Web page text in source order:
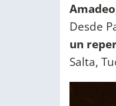
Amadeo
Desde
un
Salta,